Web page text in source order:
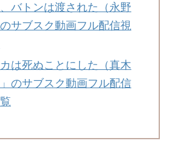
バトンは渡された（永野
サブスク動画フル配信視
は死ぬことにした（真木
のサブスク動画フル配信